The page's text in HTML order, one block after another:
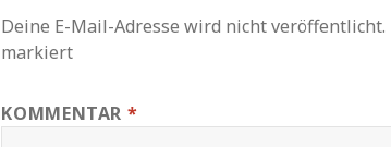
Deine E-Mail-Adresse wird nicht veröffentlicht.
markiert
KOMMENTAR *